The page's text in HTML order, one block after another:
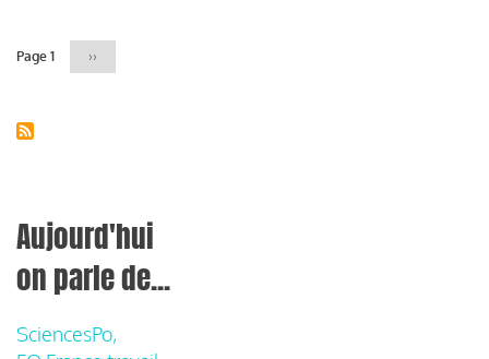
Page 1
Page
››
Aujourd'hui
on parle de...
SciencesPo,